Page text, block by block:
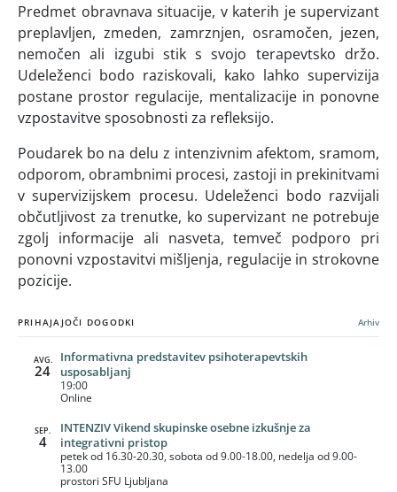
Predmet obravnava situacije, v katerih je supervizant
preplavljen, zmeden, zamrznjen, osramočen, jezen,
nemočen ali izgubi stik s svojo terapevtsko držo.
Udeleženci bodo raziskovali, kako lahko supervizija
postane prostor regulacije, mentalizacije in ponovne
vzpostavitve sposobnosti za refleksijo.
Poudarek bo na delu z intenzivnim afektom, sramom,
odporom, obrambnimi procesi, zastoji in prekinitvami
v supervizijskem procesu. Udeleženci bodo razvijali
občutljivost za trenutke, ko supervizant ne potrebuje
zgolj informacije ali nasveta, temveč podporo pri
ponovni vzpostavitvi mišljenja, regulacije in strokovne
pozicije.
PRIHAJAJOČI DOGODKI Arhiv
AVG.
24
Informativna predstavitev psihoterapevtskih
usposabljanj
19:00
Online
SEP.
4
INTENZIV Vikend skupinske osebne izkušnje za
integrativni pristop
petek od 16.30-20.30, sobota od 9.00-18.00, nedelja od 9.00-
13.00
prostori SFU Ljubljana